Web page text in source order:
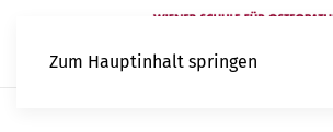
Zum Hauptinhalt springen